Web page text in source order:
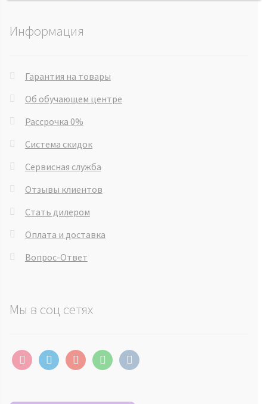
Информация
Гарантия на товары
Об обучающем центре
Рассрочка 0%
Система скидок
Сервисная служба
Отзывы клиентов
Стать дилером
Оплата и доставка
Вопрос-Ответ
Мы в соц сетях
instagramtelegramyoutubewhatsappvkontakte